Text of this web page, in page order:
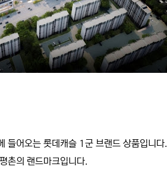
들어오는 롯데캐슬 1군 브랜드 상품입니다.
촌의 랜드마크입니다.